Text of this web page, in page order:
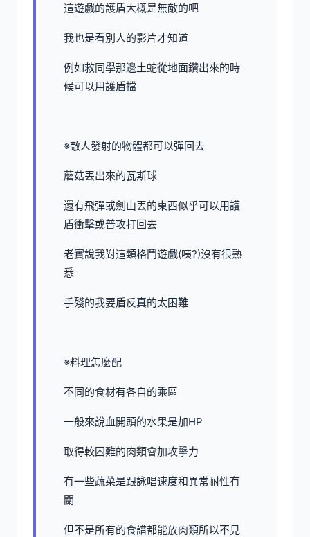
這遊戲的護盾大概是無敵的吧
我也是看別人的影片才知道
例如救同學那邊土蛇從地面鑽出來的時
候可以用護盾擋
※敵人發射的物體都可以彈回去
蘑菇丟出來的瓦斯球
還有飛彈或劍山丟的東西似乎可以用護
盾衝擊或普攻打回去
老實說我對這類格鬥遊戲(咦?)沒有很熟
悉
手殘的我要盾反真的太困難
※料理怎麼配
不同的食材有各自的乘區
一般來說血開頭的水果是加HP
取得較困難的肉類會加攻擊力
有一些蔬菜是跟詠唱速度和異常耐性有
關
但不是所有的食譜都能放肉類所以不見